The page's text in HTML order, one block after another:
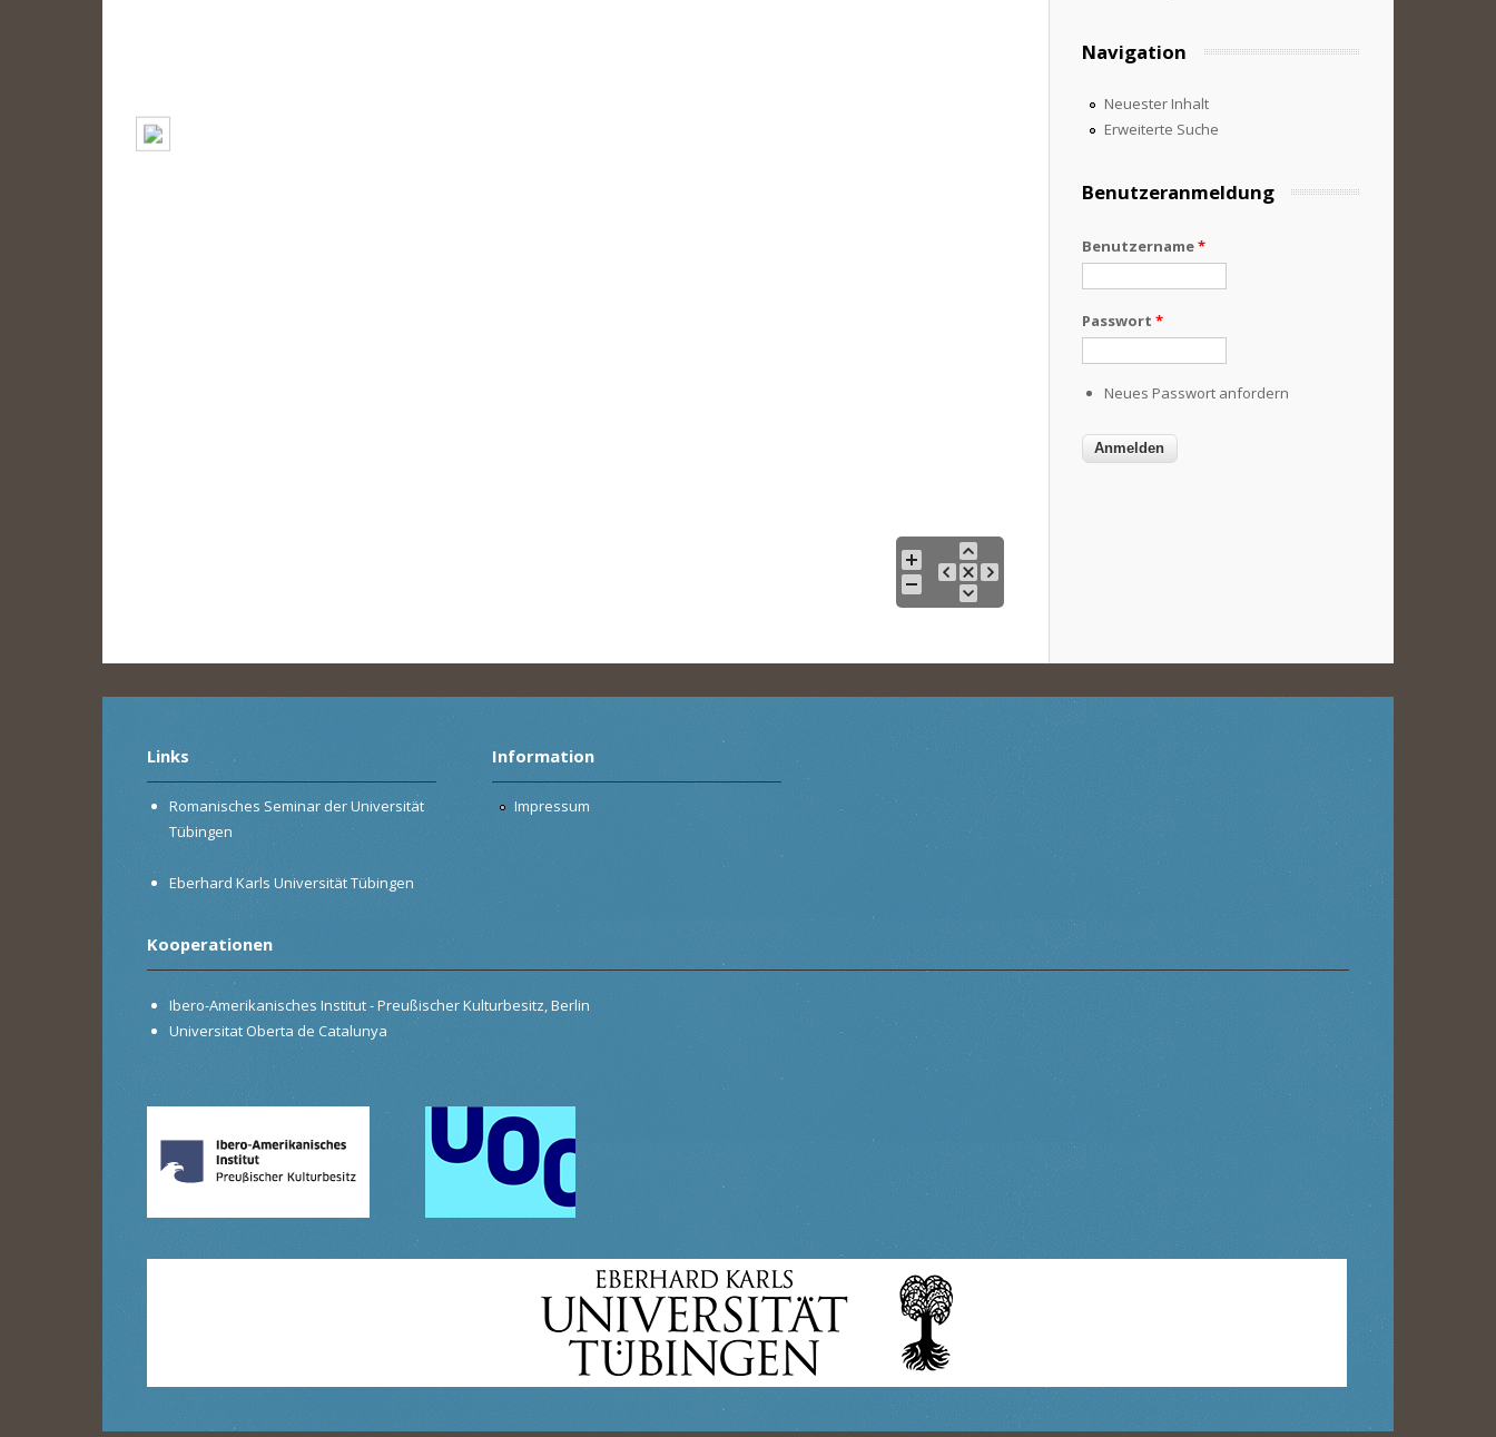
Navigation
Neuester Inhalt
Erweiterte Suche
Benutzeranmeldung
Benutzername*
Passwort *
Neues Passwort anfordern
Links
Romanisches Seminar der Universität
Tübingen
Eberhard Karls Universität Tübingen
Information
Impressum
Kooperationen
Ibero-Amerikanisches Institut - Preußischer Kulturbesitz, Berlin
Universitat Oberta de Catalunya